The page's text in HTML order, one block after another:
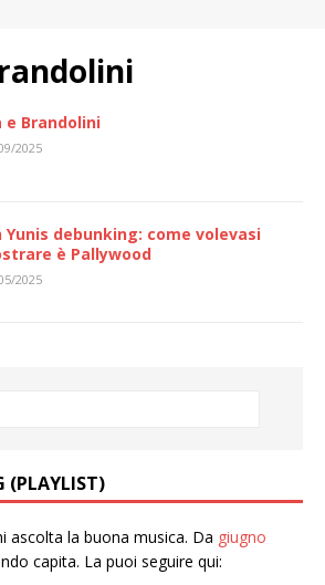
e Brandolini
2025
Yunis debunking: come volevasi
è Pallywood
2025
(PLAYLIST)
ascolta la buona musica. Da giugno
capita. La puoi seguire qui: